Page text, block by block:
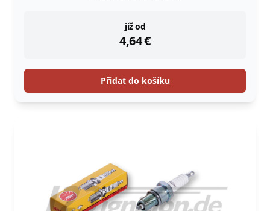
již od
4,64€
instock
Přidat do košíku